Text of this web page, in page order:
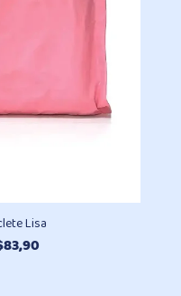
Lisa
83,90Faixa